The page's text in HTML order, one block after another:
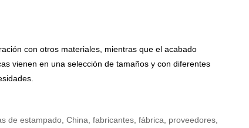
con otros materiales, mientras que el acabado
vienen en una selección de tamaños y con diferentes
de estampado, China, fabricantes, fábrica, proveedores,